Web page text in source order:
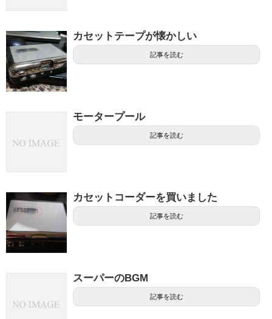
カセットテープが懐かしい
記事を読む
モータープール
記事を読む
カセットコーダーを買いました
記事を読む
スーパーのBGM
記事を読む